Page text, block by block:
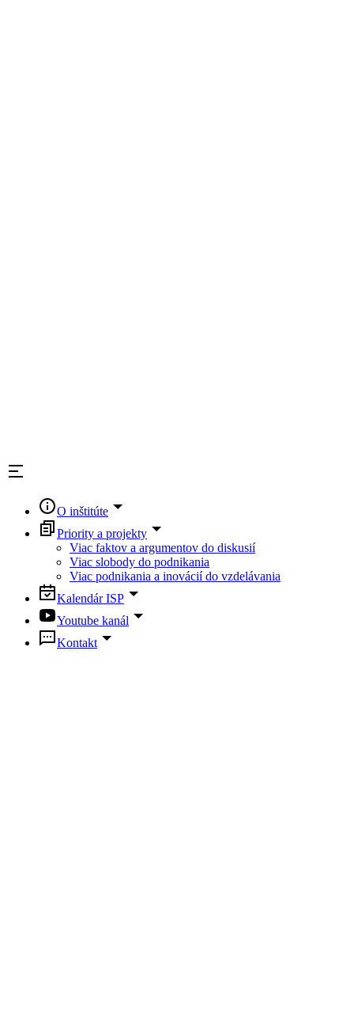
O inštitúte
Priority a projekty
Viac faktov a argumentov do diskusií
Viac slobody do podnikania
Viac podnikania a inovácií do vzdelávania
Kalendár ISP
Youtube kanál
Kontakt